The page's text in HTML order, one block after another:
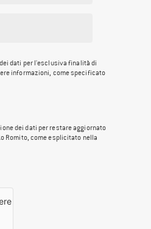
dati per l'esclusiva finalità di
informazioni, come specificato
dei dati per restare aggiornato
Romito, come esplicitato nella